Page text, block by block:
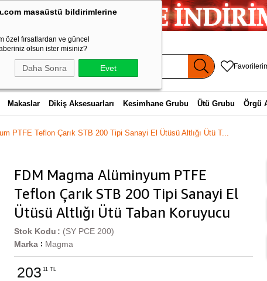
masaüstü bildirimlerine
özel fırsatlardan ve güncel
olsun ister misiniz?
Daha Sonra Evet
Makaslar Dikiş Aksesuarları Kesimhane Grubu Ütü Grubu Örgü
PTFE Teflon Çarık STB 200 Tipi Sanayi El Ütüsü Altlığı Ütü T...
FDM Magma Alüminyum PTFE
Teflon Çarık STB 200 Tipi Sanayi El
Ütüsü Altlığı Ütü Taban Koruyucu
(SY PCE 200)
Stok Kodu
Marka : Magma
203 11 TL